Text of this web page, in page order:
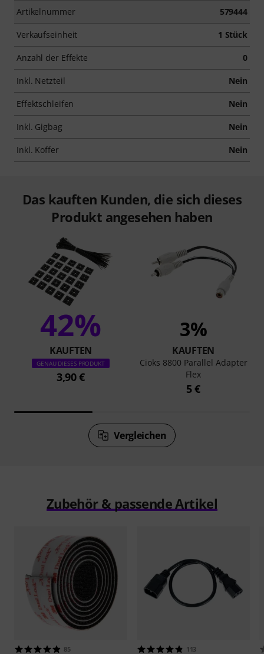
Artikelnummer 579444
Verkaufseinheit 1 Stück
Anzahl der Effekte 0
Inkl. Netzteil Nein
Effektschleifen Nein
Inkl. Gigbag Nein
Inkl. Koffer Nein
Das kauften Kunden, die sich dieses
Produkt angesehen haben
42%
KAUFTEN
GENAU DIESES PRODUKT
3,90 €
3%
KAUFTEN
Cioks 8800 Parallel Adapter
Flex
5 €
Vergleichen
Zubehör & passende Artikel
85 113